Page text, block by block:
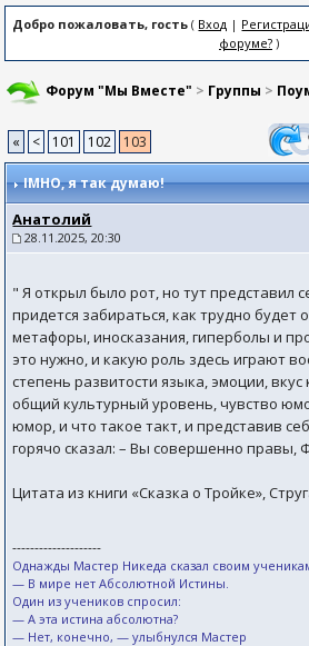
Добро пожаловать, гость ( Вход |
форуме?)
Форум "Мы Вместе" > Группы >
« < 101 102 103
IMHO, я так думаю!
Анатолий
28.11.2025, 20:30
" Я открыл было рот, но тут представил
придется забираться, как трудно будет
метафоры, иносказания, гиперболы и
это нужно, и какую роль здесь играют
степень развитости языка, эмоции, вкус
общий культурный уровень, чувство
юмор, и что такое такт, и представив
горячо сказал: – Вы совершенно правы,
Цитата из книги «Сказка о Тройке»,
--------------------
Однажды Мастер Никеда сказал своим
— В мире нет Абсолютной Истины.
Один из учеников спросил:
— А эта истина абсолютна?
— Нет, конечно, — улыбнулся Мастер